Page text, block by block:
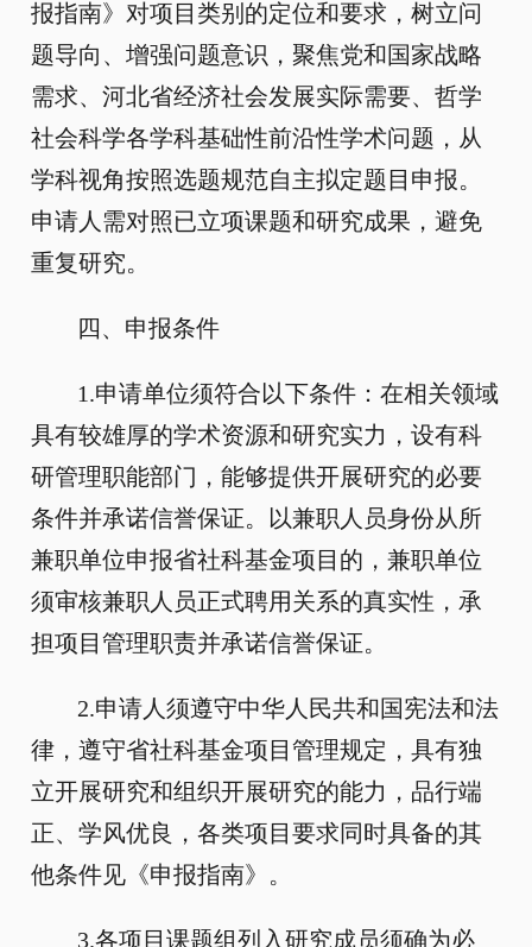
报指南》对项目类别的定位和要求，树立问
题导向、增强问题意识，聚焦党和国家战略
需求、河北省经济社会发展实际需要、哲学
社会科学各学科基础性前沿性学术问题，从
学科视角按照选题规范自主拟定题目申报。
申请人需对照已立项课题和研究成果，避免
重复研究。
四、申报条件
1.申请单位须符合以下条件：在相关领域
具有较雄厚的学术资源和研究实力，设有科
研管理职能部门，能够提供开展研究的必要
条件并承诺信誉保证。以兼职人员身份从所
兼职单位申报省社科基金项目的，兼职单位
须审核兼职人员正式聘用关系的真实性，承
担项目管理职责并承诺信誉保证。
2.申请人须遵守中华人民共和国宪法和法
律，遵守省社科基金项目管理规定，具有独
立开展研究和组织开展研究的能力，品行端
正、学风优良，各类项目要求同时具备的其
他条件见《申报指南》。
3.各项目课题组列入研究成员须确为必